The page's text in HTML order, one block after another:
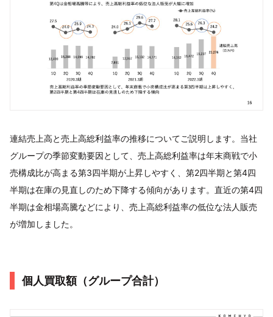
連結売上高と売上高総利益率の推移についてご説明します。当社
グループの季節変動要因として、売上高総利益率は年末商戦で小
売構成比が高まる第3四半期が上昇しやすく、第2四半期と第4四
半期は在庫の見直しのため下降する傾向があります。直近の第4四
半期は金相場高騰などにより、売上高総利益率の低位な法人販売
が増加しました。
個人買取額（グループ合計）